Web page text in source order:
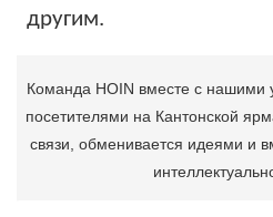
другим.
Команда HOIN вместе с
посетителями на Кантонской
связи, обменивается идеями и